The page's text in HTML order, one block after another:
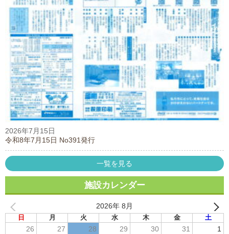
2026年7月15日
令和8年7月15日 No391発行
一覧を見る
施設カレンダー
2026年 8月
日 月 火 水 木 金 土
26 27 28 29 30 31 1